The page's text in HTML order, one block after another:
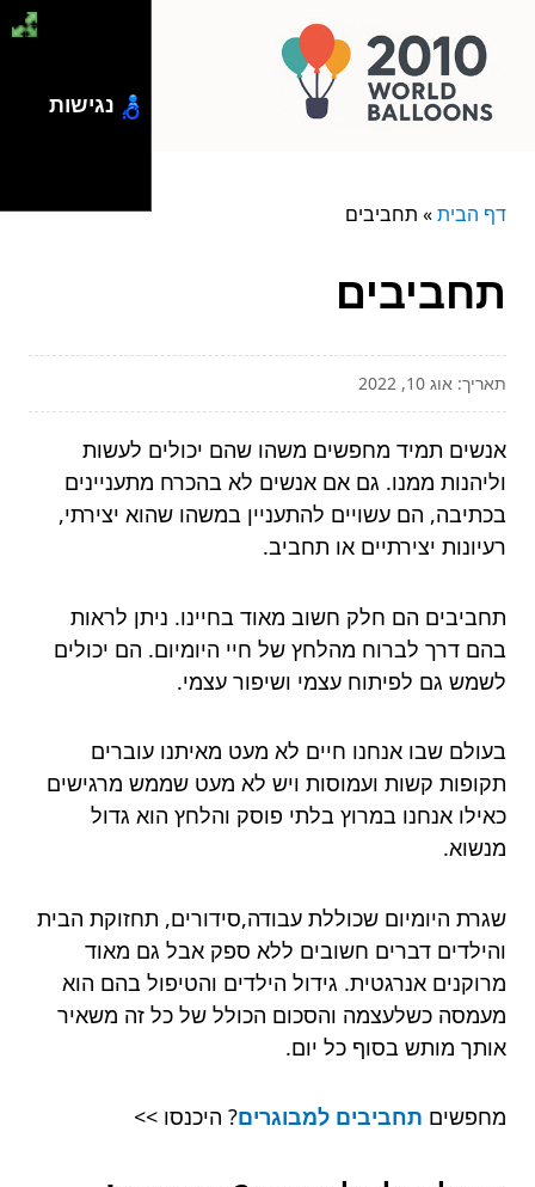
דף הבית» תחביבים
תחביבים
תאריך: אוג 10, 2022
אנשים תמיד מחפשים משהו שהם יכולים לעשות
וליהנות ממנו. גם אם אנשים לא בהכרח מתעניינים
בכתיבה, הם עשויים להתעניין במשהו שהוא יצירתי,
רעיונות יצירתיים או תחביב.
תחביבים הם חלק חשוב מאוד בחיינו. ניתן לראות
בהם דרך לברוח מהלחץ של חיי היומיום. הם יכולים
לשמש גם לפיתוח עצמי ושיפור עצמי.
בעולם שבו אנחנו חיים לא מעט מאיתנו עוברים
תקופות קשות ועמוסות ויש לא מעט שממש מרגישים
כאילו אנחנו במרוץ בלתי פוסק והלחץ הוא גדול
מנשוא.
שגרת היומיום שכוללת עבודה,סידורים, תחזוקת הבית
והילדים דברים חשובים ללא ספק אבל גם מאוד
מרוקנים אנרגטית. גידול הילדים והטיפול בהם הוא
מעמסה כשלעצמה והסכום הכולל של כל זה משאיר
אותך מותש בסוף כל יום.
מחפשים תחביבים למבוגרים? היכנסו >>
נגישות